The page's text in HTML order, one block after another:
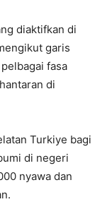
diaktifkan di
garis
fasa
di
Turkiye bagi
di negeri
nyawa dan